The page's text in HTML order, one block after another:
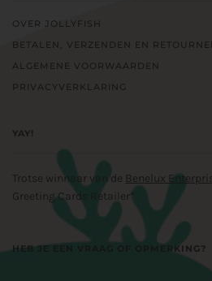
OVER JOLLYFISH
BETALEN, VERZENDEN EN
ALGEMENE VOORWAARDEN
PRIVACYVERKLARING
YAY!
Trotse winnaar van de Benelux
Greeting Cards Retailer”
HEB JE EEN VRAAG OF OPMERKING?